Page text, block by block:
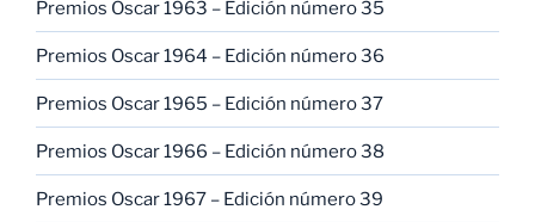
Premios Oscar 1963 – Edición número 35
Premios Oscar 1964 – Edición número 36
Premios Oscar 1965 – Edición número 37
Premios Oscar 1966 – Edición número 38
Premios Oscar 1967 – Edición número 39